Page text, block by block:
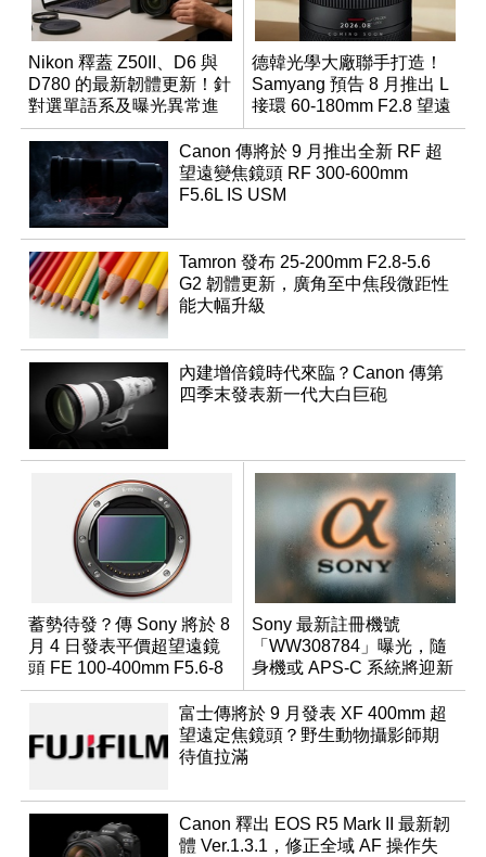
Nikon 釋蓋 Z50II、D6 與
D780 的最新韌體更新！針
對選單語系及曝光異常進
行修復
德韓光學大廠聯手打造！
Samyang 預告 8 月推出 L
接環 60-180mm F2.8 望遠
變焦鏡
Canon 傳將於 9 月推出全新 RF 超
望遠變焦鏡頭 RF 300-600mm
F5.6L IS USM
Tamron 發布 25-200mm F2.8-5.6
G2 韌體更新，廣角至中焦段微距性
能大幅升級
內建增倍鏡時代來臨？Canon 傳第
四季末發表新一代大白巨砲
蓄勢待發？傳 Sony 將於 8
月 4 日發表平價超望遠鏡
頭 FE 100-400mm F5.6-8
Sony 最新註冊機號
「WW308784」曝光，隨
身機或 APS-C 系統將迎新
成員？
富士傳將於 9 月發表 XF 400mm 超
望遠定焦鏡頭？野生動物攝影師期
待值拉滿
Canon 釋出 EOS R5 Mark II 最新韌
體 Ver.1.3.1，修正全域 AF 操作失